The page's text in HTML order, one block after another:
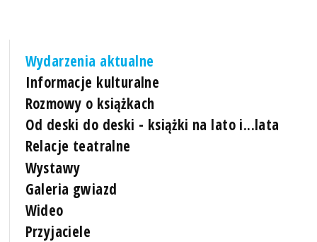
Wydarzenia aktualne
Informacje kulturalne
Rozmowy o książkach
Od deski do deski - książki na lato i...lata
Relacje teatralne
Wystawy
Galeria gwiazd
Wideo
Przyjaciele